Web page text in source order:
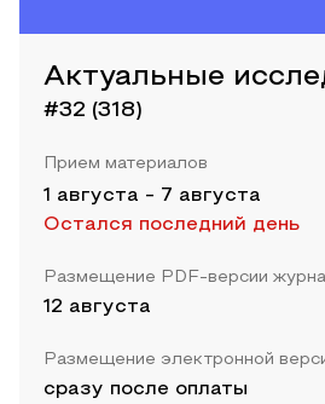
Актуальные
#32 (318)
Прием материалов
1 августа - 7 августа
Остался последний день
Размещение PDF-версии
12 августа
Размещение электронной
сразу после оплаты